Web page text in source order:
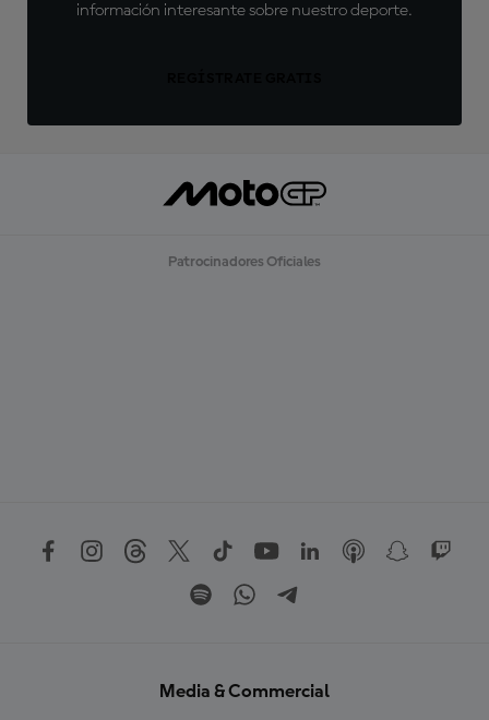
información interesante sobre nuestro deporte.
Patrocinadores Oficiales
Media & Commercial